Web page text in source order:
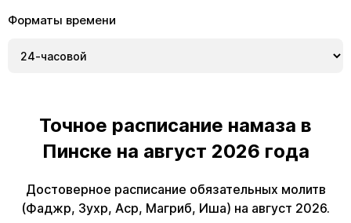
Форматы времени
Точное расписание намаза в
Пинске на август 2026 года
Достоверное расписание обязательных молитв
(Фаджр, Зухр, Аср, Магриб, Иша) на август 2026.